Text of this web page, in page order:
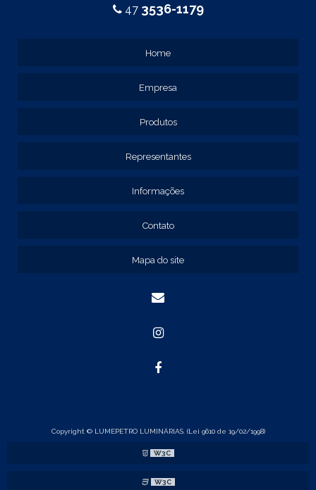
REF: 160105
47 3536-1179
Home
Empresa
Produtos
Representantes
Informações
Contato
Mapa do site
Copyright © LUMEPETRO LUMINÁRIAS. (Lei 9610 de 19/02/1998)
W3C
W3C